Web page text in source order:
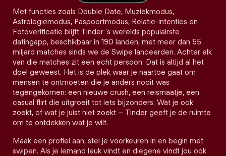
Met functies zoals Double Date, Muziekmodus,
Astrologiemodus, Paspoortmodus, Relatie-intenties en
Fotoverificatie blijft Tinder 's werelds populairste
datingapp, beschikbaar in 190 landen, met meer dan 55
miljard matches sinds we de Swipe lanceerden. Achter elk
van die matches zit een echt persoon. Dat is altijd al het
doel geweest. Het is de plek waar je naartoe gaat om
mensen te ontmoeten die je anders nooit was
tegengekomen: een nieuwe crush, een reismaatje, een
casual flirt die uitgroeit tot iets bijzonders. Wat je ook
zoekt, of wat je juist niet zoekt – Tinder geeft je de ruimte
om te ontdekken wat je wilt.
Maak een profiel aan, stel je voorkeuren in en begin met
swipen. Als je iemand leuk vindt en diegene vindt jou ook